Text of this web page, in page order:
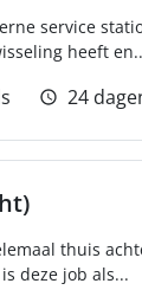
service
heeft
24
thuis
deze job als...